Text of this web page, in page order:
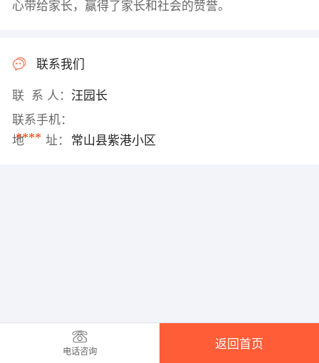
心带给家长，赢得了家长和社会的赞誉。
联系我们
联 系 人： 汪园长
联系手机：
****
地 址： 常山县紫港小区
电话咨询
返回首页